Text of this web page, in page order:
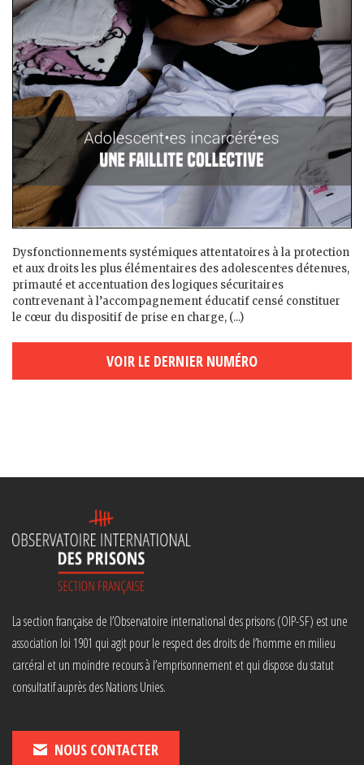
Dysfonctionnements systémiques attentatoires à la protection
et aux droits les plus élémentaires des adolescent·es détenu·es,
primauté et accentuation des logiques sécuritaires
contrevenant à l’accompagnement éducatif censé constituer
le cœur du dispositif de prise en charge, (...)
VOIR LE DERNIER NUMÉRO
La section française de l’Observatoire international des prisons (OIP-SF) est une
association loi 1901 qui agit pour le respect des droits de l’homme en milieu
carcéral et un moindre recours à l’emprisonnement et qui dispose du statut
consultatif auprès des Nations Unies.
NOUS CONTACTER